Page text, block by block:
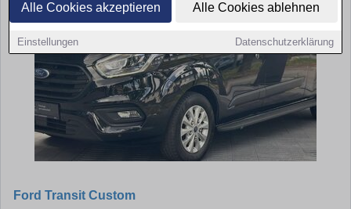
Alle Cookies akzeptieren Alle Cookies ablehnen
Einstellungen Datenschutzerklärung
Ford Transit Custom